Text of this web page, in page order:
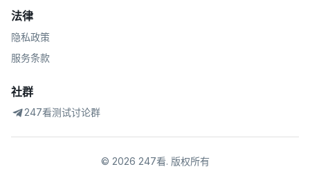
法律
隐私政策
服务条款
社群
247看测试讨论群
© 2026 247看. 版权所有